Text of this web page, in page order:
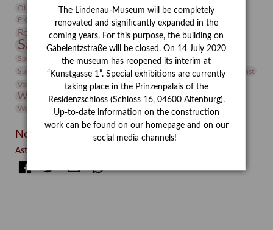
Objekt im Fokus
Paul Klee Peter Schnürpel Phelloplastik
Pohlhof
Provenienz
Provenienzforschung
Restaurierung Restitution Rudi Lesser Ruth Wolf-Rehfeld
Sammlung Samstagszeichner Skulptur
Sonderausstellung
Sphinx
studio Studio Bildende Kunst
studioDIGITAL
Suermondt-Ludwig-Museum
Vermittlung Video
Videokunst
Volontariat
Walter Rheiner Weihnachten Werefkin
Werkbetrachtung Winter Wissenschaft
Wolf and Dog
Wolf und Hund
Zirkuswoche
Neueste Beiträge
Asta Gröting: Wolf and Dog (2021)
The Lindenau-Museum will be completely
renovated and significantly expanded in the
coming years. For this purpose, the building on
Gabelentzstraße will be closed. On 14 July 2020
the museum has reopened its interim at
“Kunstgasse 1”. Special exhibitions are currently
taking place in the Prinzenpalais of the
Residenzschloss (Schloss 16, 04600 Altenburg).
Up-to-date information on the construction
work can be found on our homepage and on our
social media channels!